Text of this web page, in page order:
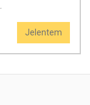
Jelentem